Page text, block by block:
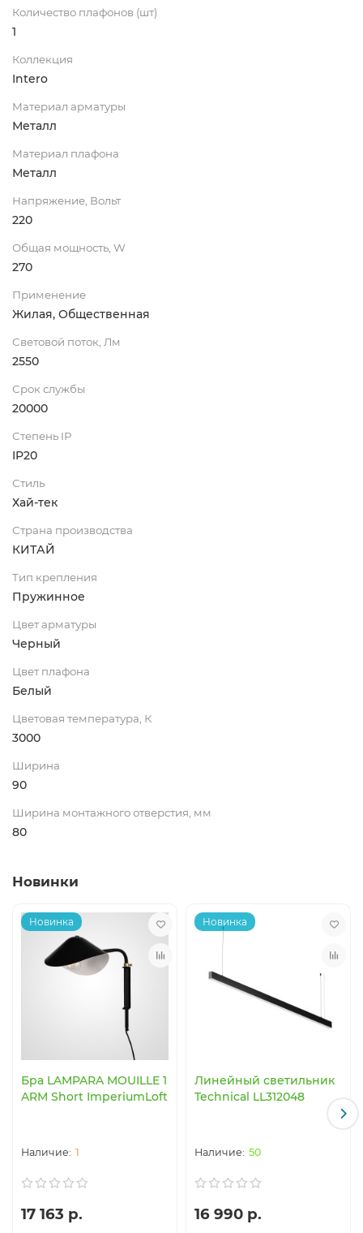
Количество плафонов (шт)
1
Коллекция
Intero
Материал арматуры
Металл
Материал плафона
Металл
Напряжение, Вольт
220
Общая мощность, W
270
Применение
Жилая, Общественная
Световой поток, Лм
2550
Срок службы
20000
Степень IP
IP20
Стиль
Хай-тек
Страна производства
КИТАЙ
Тип крепления
Пружинное
Цвет арматуры
Черный
Цвет плафона
Белый
Цветовая температура, К
3000
Ширина
90
Ширина монтажного отверстия, мм
80
Новинки
Новинка
Бра LAMPARA MOUILLE 1
ARM Short ImperiumLoft
1
17 163 р.
Новинка
Линейный светильник
Technical LL312048
50
16 990 р.